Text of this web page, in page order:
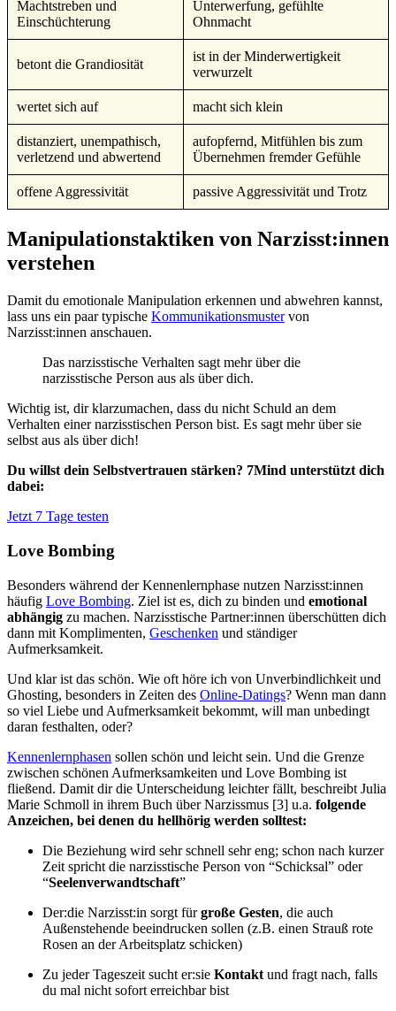
Machtstreben und
Einschüchterung
Unterwerfung, gefühlte
Ohnmacht
betont die Grandiosität
ist in der Minderwertigkeit
verwurzelt
wertet sich auf macht sich klein
distanziert, unempathisch,
verletzend und abwertend
aufopfernd, Mitfühlen bis zum
Übernehmen fremder Gefühle
offene Aggressivität passive Aggressivität und Trotz
Manipulationstaktiken von Narzisst:innen
verstehen
Damit du emotionale Manipulation erkennen und abwehren kannst,
lass uns ein paar typische Kommunikationsmustervon
Narzisst:innen anschauen.
Das narzisstische Verhalten sagt mehr über die
narzisstische Person aus als über dich.
Wichtig ist, dir klarzumachen, dass du nicht Schuld an dem
Verhalten einer narzisstischen Person bist. Es sagt mehr über sie
selbst aus als über dich!
Du willst dein Selbstvertrauen stärken? 7Mind unterstützt dich
dabei:
Jetzt 7 Tage testen
Love Bombing
Besonders während der Kennenlernphase nutzen Narzisst:innen
häufig Love Bombing. Ziel ist es, dich zu binden und emotional
abhängig zu machen. Narzisstische Partner:innen überschütten dich
dann mit Komplimenten, Geschenken und ständiger
Aufmerksamkeit.
Und klar ist das schön. Wie oft höre ich von Unverbindlichkeit und
Ghosting, besonders in Zeiten des Online-Datings? Wenn man dann
so viel Liebe und Aufmerksamkeit bekommt, will man unbedingt
daran festhalten, oder?
Kennenlernphasen sollen schön und leicht sein. Und die Grenze
zwischen schönen Aufmerksamkeiten und Love Bombing ist
fließend. Damit dir die Unterscheidung leichter fällt, beschreibt Julia
Marie Schmoll in ihrem Buch über Narzissmus [3] u.a. folgende
Anzeichen, bei denen du hellhörig werden solltest:
Die Beziehung wird sehr schnell sehr eng; schon nach kurzer
Zeit spricht die narzisstische Person von “Schicksal” oder
“Seelenverwandtschaft”
Der:die Narzisst:in sorgt fürgroße Gesten, die auch
Außenstehende beeindrucken sollen (z.B. einen Strauß rote
Rosen an der Arbeitsplatz schicken)
Zu jeder Tageszeit sucht er:sie Kontakt und fragt nach, falls
du mal nicht sofort erreichbar bist